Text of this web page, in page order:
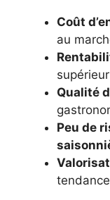
Coût
au
Qualité
Peu de